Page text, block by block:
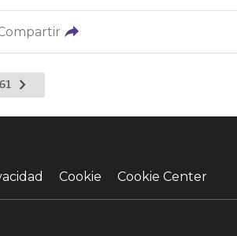
Ir
a
la
Cookie Cookie Center